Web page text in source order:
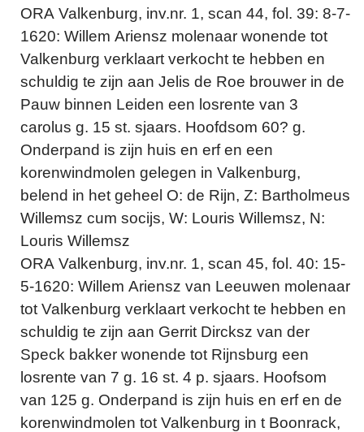
ORA Valkenburg, inv.nr. 1, scan 44, fol. 39: 8-7-
1620: Willem Ariensz molenaar wonende tot
Valkenburg verklaart verkocht te hebben en
schuldig te zijn aan Jelis de Roe brouwer in de
Pauw binnen Leiden een losrente van 3
carolus g. 15 st. sjaars. Hoofdsom 60? g.
Onderpand is zijn huis en erf en een
korenwindmolen gelegen in Valkenburg,
belend in het geheel O: de Rijn, Z: Bartholmeus
Willemsz cum socijs, W: Louris Willemsz, N:
Louris Willemsz
ORA Valkenburg, inv.nr. 1, scan 45, fol. 40: 15-
5-1620: Willem Ariensz van Leeuwen molenaar
tot Valkenburg verklaart verkocht te hebben en
schuldig te zijn aan Gerrit Dircksz van der
Speck bakker wonende tot Rijnsburg een
losrente van 7 g. 16 st. 4 p. sjaars. Hoofsom
van 125 g. Onderpand is zijn huis en erf en de
korenwindmolen tot Valkenburg in t Boonrack,